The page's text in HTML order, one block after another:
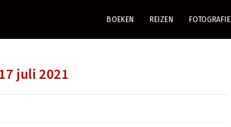
BOEKEN REIZEN FOTOGRAFIE
juli 2021